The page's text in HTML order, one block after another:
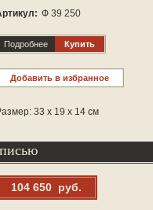
Ф 39 250
Подробнее Купить
Добавить в избранное
33 х 19 х 14 см
104 650 руб.